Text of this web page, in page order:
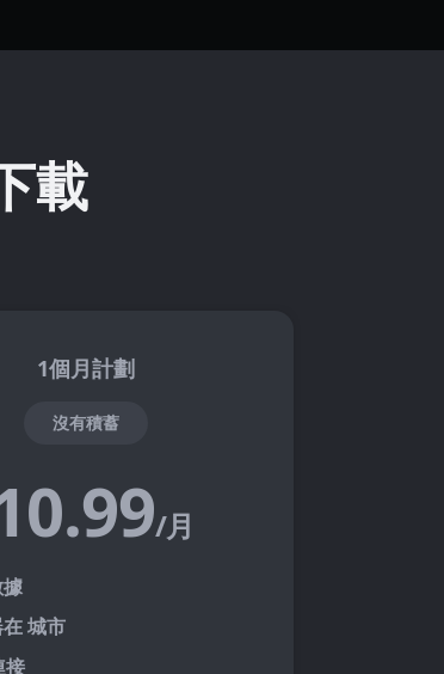
載
1個月計劃
沒有積蓄
/月
城市
接